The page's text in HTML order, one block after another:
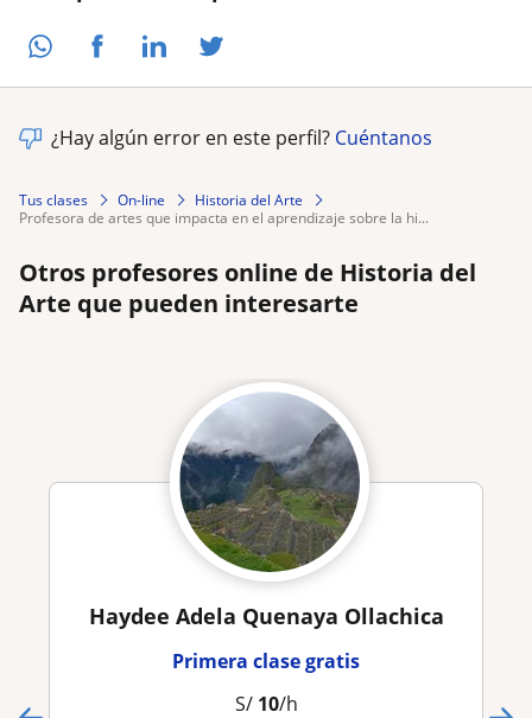
¿Hay algún error en este perfil? Cuéntanos
Tus clases On-line
Historia del Arte
profesora de artes que impacta en el aprendizaje sobre la hi...
Otros profesores online de Historia del
Arte que pueden interesarte
Haydee Adela Quenaya Ollachica
Primera clase gratis
S/ 10/h